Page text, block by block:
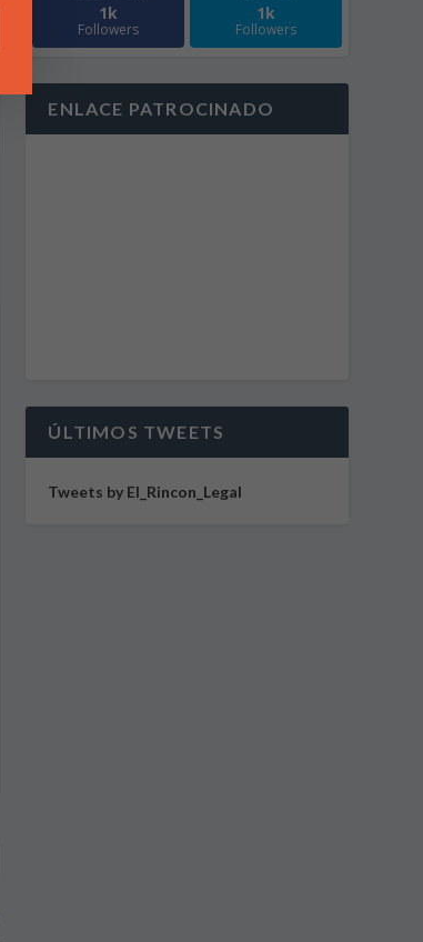
1k
Followers
1k
Followers
ENLACE PATROCINADO
ÚLTIMOS TWEETS
Tweets by El_Rincon_Legal